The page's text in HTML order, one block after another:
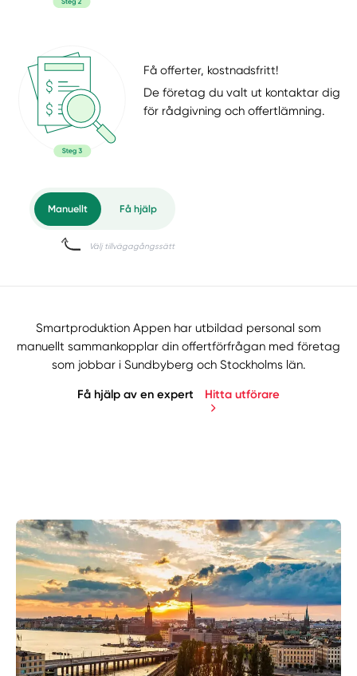
Få offerter, kostnadsfritt!
De företag du valt ut kontaktar dig
för rådgivning och offertlämning.
Manuellt Få hjälp
Välj tillvägagångssätt
Smartproduktion Appen har utbildad personal som
manuellt sammankopplar din offertförfrågan med företag
som jobbar i Sundbyberg och Stockholms län.
Få hjälp av en expert Hitta utförare